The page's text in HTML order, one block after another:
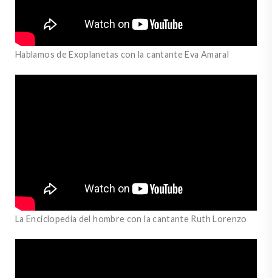
Hablamos de Exoplanetas con la cantante Eva Amaral
La Enciclopedia del hombre con la cantante Ruth Lorenzo